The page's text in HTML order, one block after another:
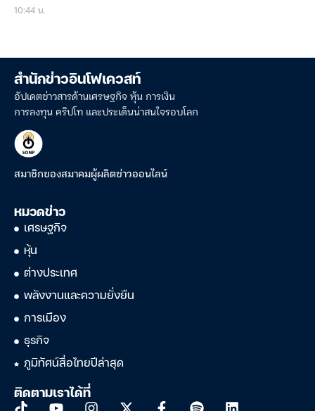
10:44 น.
สำนักข่าวอินโฟเควสท์
อัปเดตข่าวสารด้านเศรษฐกิจ หุ้น การเงิน
การลงทุน คริปโท และประเด็นน่าสนใจรอบโลก
สมาชิกของสมาคมผู้ผลิตข่าวออนไลน์
หมวดข่าว
เศรษฐกิจ
หุ้น
ต่างประเทศ
พลังงานและความยั่งยืน
การเมือง
ธุรกิจ
ภูมิทัศน์สื่อไทยปีล่าสุด
ติดตามเราได้ที่